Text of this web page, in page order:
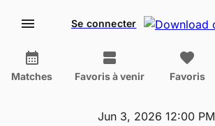
Se connecter
Matches Favoris à venir Favoris
Jun 3, 2026 12:00 PM